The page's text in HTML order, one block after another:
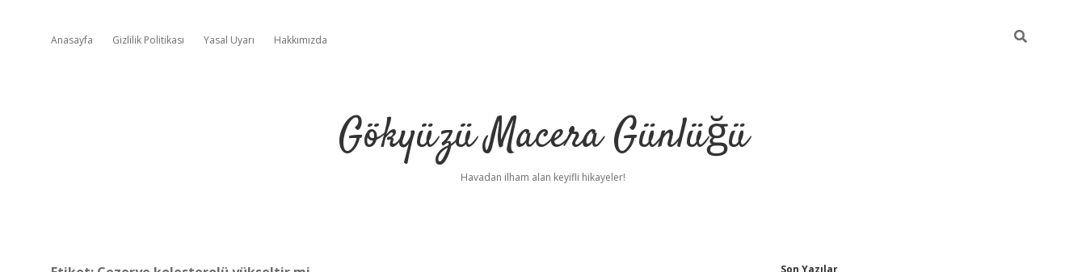
Anasayfa Gizlilik Politikası Yasal Uyarı Hakkımızda
Gökyüzü Macera Günlüğü
Havadan ilham alan keyifli hikayeler!
Son Yazılar